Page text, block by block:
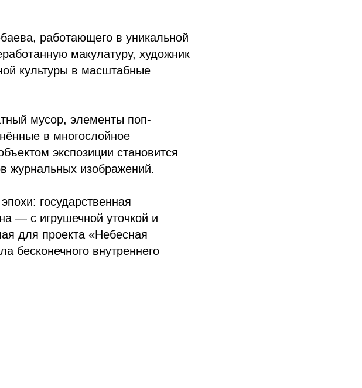
работающего в уникальной
макулатуру, художник
культуры в масштабные
мусор, элементы поп-
в многослойное
экспозиции становится
журнальных изображений.
государственная
— с игрушечной уточкой и
для проекта «Небесная
бесконечного внутреннего